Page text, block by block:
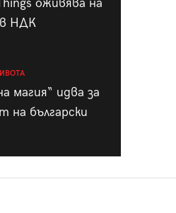
НДК
магия“ идва за
на български